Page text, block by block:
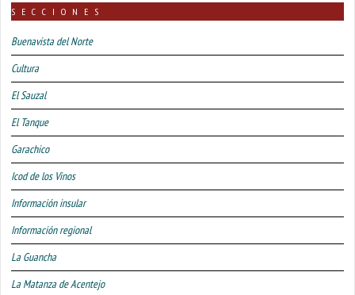
SECCIONES
Buenavista del Norte
Cultura
El Sauzal
El Tanque
Garachico
Icod de los Vinos
Información insular
Información regional
La Guancha
La Matanza de Acentejo